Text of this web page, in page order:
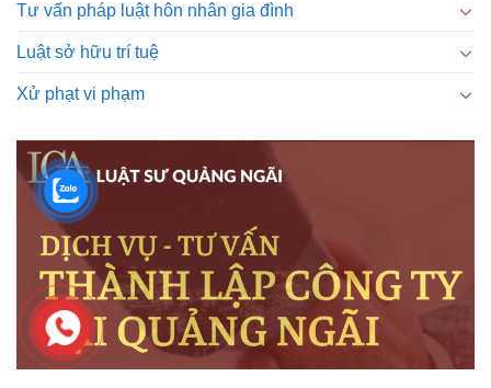
Tư vấn pháp luật hôn nhân gia đình
Luật sở hữu trí tuệ
Xử phạt vi phạm